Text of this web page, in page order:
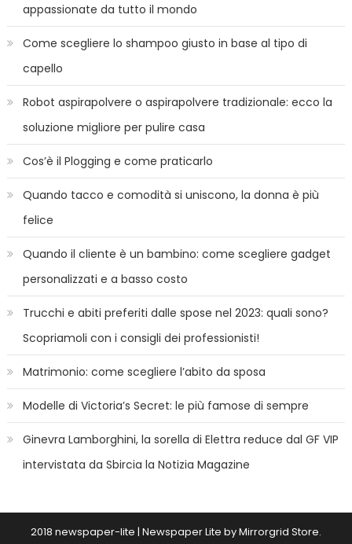
appassionate da tutto il mondo
Come scegliere lo shampoo giusto in base al tipo di
capello
Robot aspirapolvere o aspirapolvere tradizionale: ecco la
soluzione migliore per pulire casa
Cos’è il Plogging e come praticarlo
Quando tacco e comodità si uniscono, la donna è più
felice
Quando il cliente è un bambino: come scegliere gadget
personalizzati e a basso costo
Trucchi e abiti preferiti dalle spose nel 2023: quali sono?
Scopriamoli con i consigli dei professionisti!
Matrimonio: come scegliere l’abito da sposa
Modelle di Victoria’s Secret: le più famose di sempre
Ginevra Lamborghini, la sorella di Elettra reduce dal GF VIP
intervistata da Sbircia la Notizia Magazine
2018 newspaper-lite | Newspaper Lite byMirrorgrid Store.